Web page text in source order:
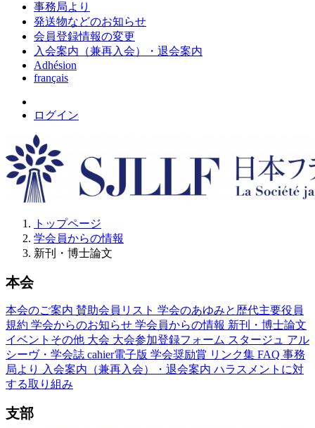
事務局より
発送物などのお知らせ
会員登録情報の変更
入会案内（兼再入会）・退会案内
Adhésion
français
ログイン
トップページ
学会員からの情報
新刊・博士論文
本会
本会のご案内 賛助会員リスト 学会のあゆみと歴代主要役員
規約 学会からのお知らせ 学会員からの情報 新刊・博士論文
イベントその他 大会 大会参加登録フォーム スタージュ アル
シーヴ・学会誌 cahier電子版 学会奨励賞 リンク集 FAQ 事務
局より
入会案内（兼再入会）・退会案内 ハラスメントに対
する取り組み
支部